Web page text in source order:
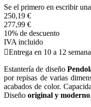
Se el primero en escribir
250,19 €
277,99 €
10% de descuento
IVA incluido
Entrega en 10 a 12
Estantería de diseño
por repisas de varias
acabados de color.
Diseño original y moderno.